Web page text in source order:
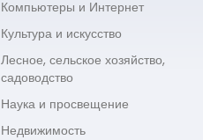
Компьютеры и Интернет
Культура и искусство
Лесное, сельское хозяйство,
садоводство
Наука и просвещение
Недвижимость